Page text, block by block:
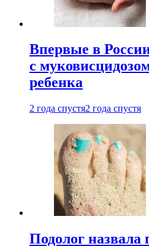
Впервые в
с
ребенка
2 года спустя2 года спустя
Подолог